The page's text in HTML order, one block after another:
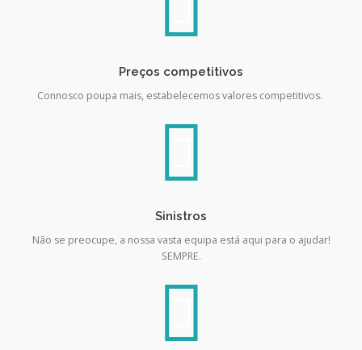
Preços competitivos
Connosco poupa mais, estabelecemos valores competitivos.
Sinistros
Não se preocupe, a nossa vasta equipa está aqui para o ajudar!
SEMPRE.